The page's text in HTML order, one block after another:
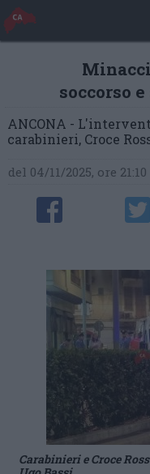
soccorso
ANCONA -
carabinieri, Croce
del 04/11/2025, ore 21:10
Carabinieri e Croce